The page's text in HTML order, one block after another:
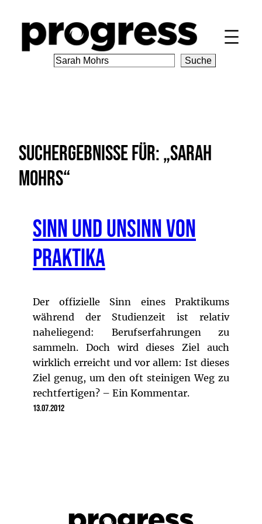
Inhalt
springen
S
Suche
Suchergebnisse für: „Sarah
Mohrs“
Sinn und Unsinn von
Praktika
Der offizielle Sinn eines Praktikums
während der Studienzeit ist relativ
naheliegend: Berufserfahrungen zu
sammeln. Doch wird dieses Ziel auch
wirklich erreicht und vor allem: Ist dieses
Ziel genug, um den oft steinigen Weg zu
rechtfertigen? – Ein Kommentar.
13.07.2012